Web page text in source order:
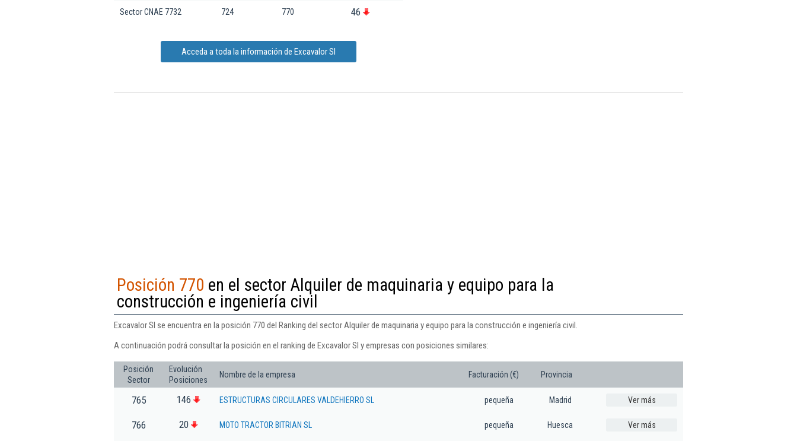
Sector CNAE 7732 724 770 46
Acceda a toda la información de Excavalor Sl
Posición 770 en el sector Alquiler de maquinaria y equipo para la
construcción e ingeniería civil
Excavalor Sl se encuentra en la posición 770 del Ranking del sector Alquiler de maquinaria y equipo para la construcción e ingeniería civil.
A continuación podrá consultar la posición en el ranking de Excavalor Sl y empresas con posiciones similares:
Posición
Sector
Evolución
Posiciones
Nombre de la empresa Facturación (€) Provincia
765 146 ESTRUCTURAS CIRCULARES VALDEHIERRO SL pequeña Madrid Ver más
766 20 MOTO TRACTOR BITRIAN SL pequeña Huesca Ver más